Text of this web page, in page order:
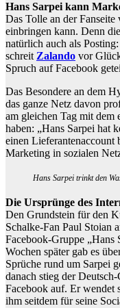
Hans Sarpei kann
Das Tolle an der Fanseite
einbringen kann. Denn
natürlich auch als
schreitZalando vor
Spruch auf Facebook
Das Besondere an dem
das ganze Netz davon
am gleichen Tag mit dem
haben: „Hans Sarpei hat
einen Lieferantenaccount
Marketing in sozialen
Hans Sarpei trinkt den
Die Ursprünge des
Den Grundstein für den
Schalke-Fan Paul Stoian
Facebook-Gruppe „Hans
Wochen später gab es
Sprüche rund um Sarpei
danach stieg der
Facebook auf. Er wendet
ihm seitdem für seine